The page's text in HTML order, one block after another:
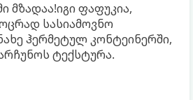
მზადაა!იგი ფაფუკია,
სასიამოვნო
ჰერმეტულ კონტეინერში,
ტექსტურა.